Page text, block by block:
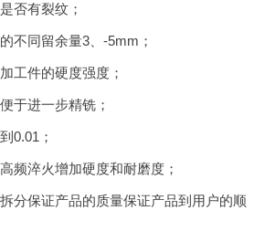
有裂纹；
同留余量3、-5mm；
件的硬度强度；
进一步精铣；
0.01；
淬火增加硬度和耐磨度；
保证产品的质量保证产品到用户的顺